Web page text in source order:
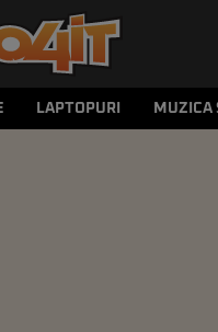
LAPTOPURI MUZICA